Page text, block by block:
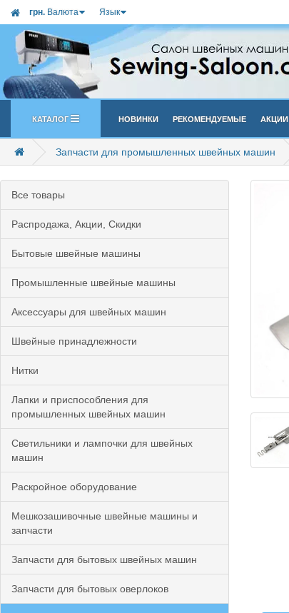
грн. Валюта Язык
Каталог Новинки Рекомендуемые Акции
Запчасти для промышленных швейных машин
Все товары
Распродажа, Акции, Скидки
Бытовые швейные машины
Промышленные швейные машины
Аксессуары для швейных машин
Швейные принадлежности
Нитки
Лапки и приспособления для
промышленных швейных машин
Светильники и лампочки для швейных
машин
Раскройное оборудование
Мешкозашивочные швейные машины и
запчасти
Запчасти для бытовых швейных машин
Запчасти для бытовых оверлоков